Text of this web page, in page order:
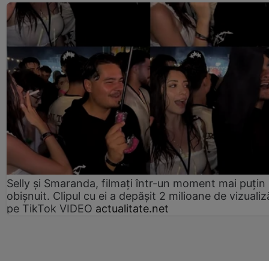
Selly și Smaranda, filmați într-un moment mai puțin
obișnuit. Clipul cu ei a depășit 2 milioane de
pe TikTok VIDEO actualitate.net